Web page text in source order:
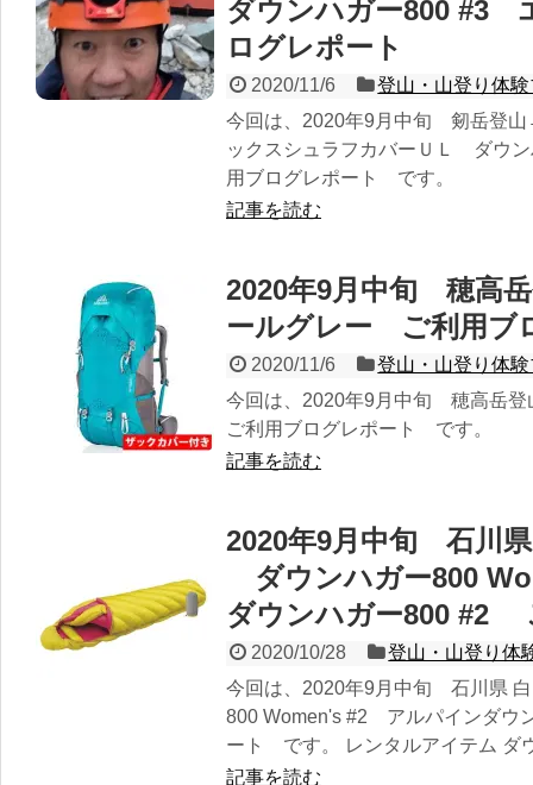
ダウンハガー800 #3
ログレポート
2020/11/6
登山・山登り体
今回は、2020年9月中旬 剱岳登
ックスシュラフカバーＵＬ ダウ
用ブログレポート です。
記事を読む
2020年9月中旬 穂高
ールグレー ご利用ブ
2020/11/6
登山・山登り体
今回は、2020年9月中旬 穂高岳
ご利用ブログレポート です。
記事を読む
2020年9月中旬 石川
ダウンハガー800
ダウンハガー800 #2
2020/10/28
登山・山登り体
今回は、2020年9月中旬 石川県
800 Women's #2 アルパインダウ
ート です。 レンタルアイテム ダ
記事を読む